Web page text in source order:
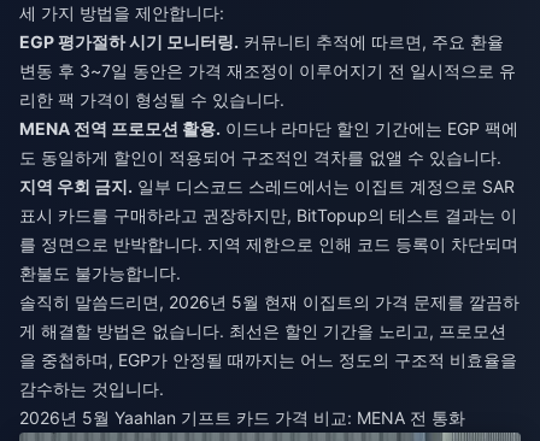
세 가지 방법을 제안합니다:
EGP 평가절하 시기 모니터링. 커뮤니티 추적에 따르면, 주요 환율
변동 후 3~7일 동안은 가격 재조정이 이루어지기 전 일시적으로 유
리한 팩 가격이 형성될 수 있습니다.
MENA 전역 프로모션 활용. 이드나 라마단 할인 기간에는 EGP 팩에
도 동일하게 할인이 적용되어 구조적인 격차를 없앨 수 있습니다.
지역 우회 금지. 일부 디스코드 스레드에서는 이집트 계정으로 SAR
표시 카드를 구매하라고 권장하지만, BitTopup의 테스트 결과는 이
를 정면으로 반박합니다. 지역 제한으로 인해 코드 등록이 차단되며
환불도 불가능합니다.
솔직히 말씀드리면, 2026년 5월 현재 이집트의 가격 문제를 깔끔하
게 해결할 방법은 없습니다. 최선은 할인 기간을 노리고, 프로모션
을 중첩하며, EGP가 안정될 때까지는 어느 정도의 구조적 비효율을
감수하는 것입니다.
2026년 5월 Yaahlan 기프트 카드 가격 비교: MENA 전 통화